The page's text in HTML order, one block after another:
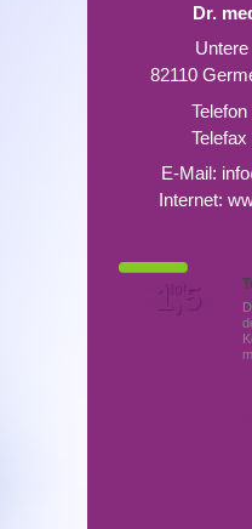
Dr.
82110
E-Mail:
Internet:
Von Patienten
bewertet mit
Note
1,5